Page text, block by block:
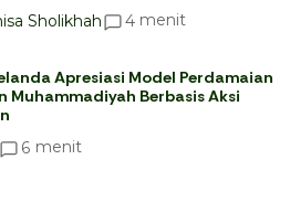
Sholikhah
4 menit
Apresiasi Model Perdamaian
Muhammadiyah Berbasis Aksi
6 menit